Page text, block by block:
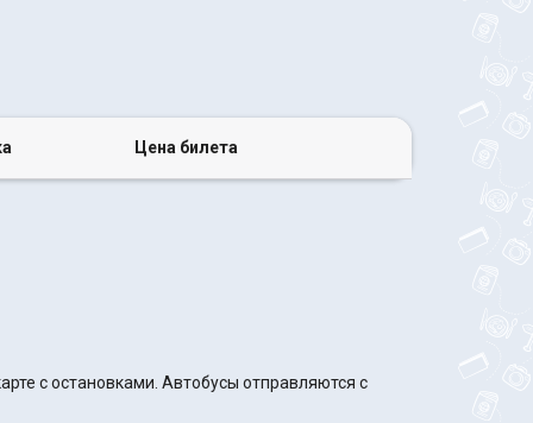
Цена билета
с остановками. Автобусы отправляются с